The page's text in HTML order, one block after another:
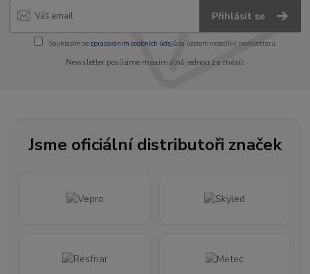
Přihlásit se
Souhlasím se zpracováním osobních údajůza účelem rozesílky newsletteru.
Newsletter posíláme maximálně jednou za měsíc
Jsme oficiální distributoři značek